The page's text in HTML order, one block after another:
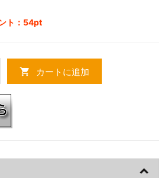
ト：54pt
shopping_cart カートに追加